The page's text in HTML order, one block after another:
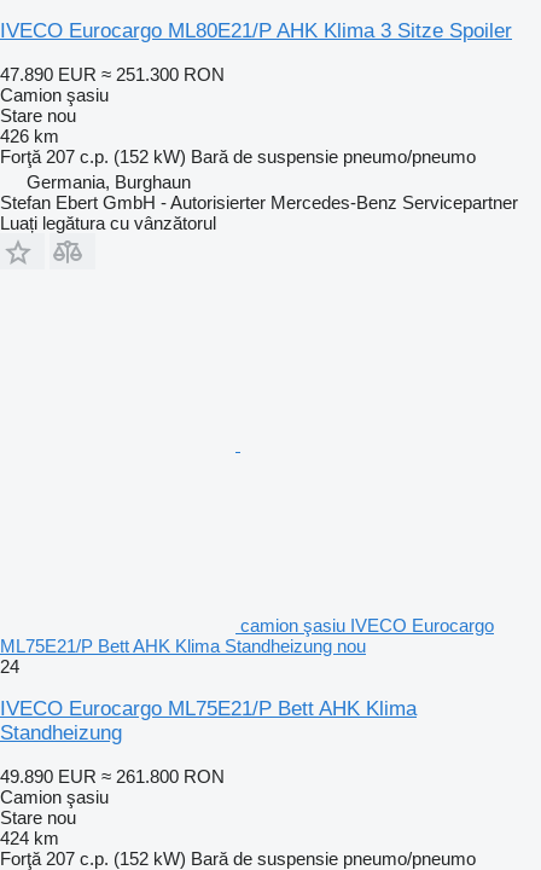
IVECO Eurocargo ML80E21/P AHK Klima 3 Sitze Spoiler
47.890 EUR ≈ 251.300 RON
Camion şasiu
Stare nou
426 km
Forţă 207 c.p. (152 kW) Bară de suspensie pneumo/pneumo
Germania, Burghaun
Stefan Ebert GmbH - Autorisierter Mercedes-Benz Servicepartner
Luați legătura cu vânzătorul
camion şasiu IVECO Eurocargo
ML75E21/P Bett AHK Klima Standheizung nou
24
IVECO Eurocargo ML75E21/P Bett AHK Klima
Standheizung
49.890 EUR ≈ 261.800 RON
Camion şasiu
Stare nou
424 km
Forţă 207 c.p. (152 kW) Bară de suspensie pneumo/pneumo